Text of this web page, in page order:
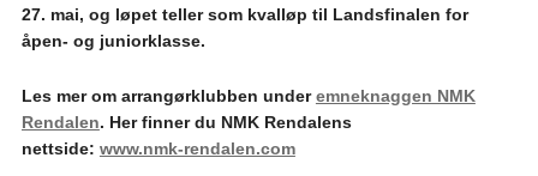
27. mai, og løpet teller som kvalløp til Landsfinalen for
åpen- og juniorklasse.
Les mer om arrangørklubben underemneknaggen NMK
Rendalen. Her finner du NMK Rendalens
nettside: www.nmk-rendalen.com